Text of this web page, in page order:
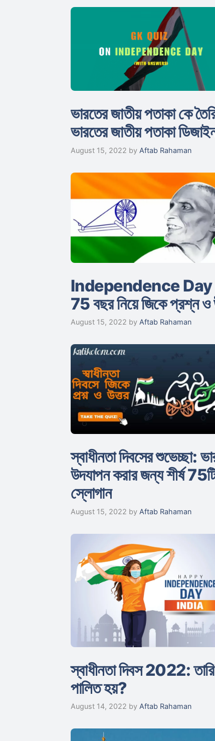
ভারতের জাতীয় পতাকা কে
ভারতের জাতীয় পতাকা
August 15, 2022 by Aftab Rahaman
Independence Day
75 বছর নিয়ে জিকে প্রশ্ন
August 15, 2022 by Aftab Rahaman
স্বাধীনতা দিবসের শুভেচ্ছা:
উদযাপন করার জন্য শীর্ষ
স্লোগান
August 15, 2022 by Aftab Rahaman
স্বাধীনতা দিবস 2022:
পালিত হয়?
August 14, 2022 by Aftab Rahaman